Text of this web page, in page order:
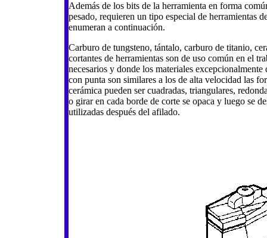
Además de los bits de la herramienta en forma
pesado, requieren un tipo especial de herramientas
enumeran a continuación.
Carburo de tungsteno, tántalo, carburo de titanio,
cortantes de herramientas son de uso común en el
necesarios y donde los materiales
con punta son similares a los de alta velocidad las
cerámica pueden ser cuadradas, triangulares,
o girar en cada borde de corte se opaca y luego se
utilizadas después del afilado.